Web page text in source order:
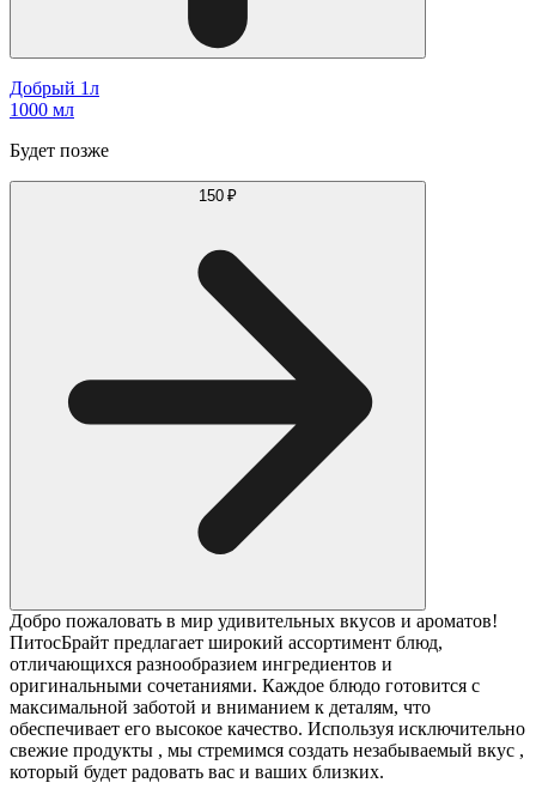
Добрый 1л
1000 мл
Будет позже
150 ₽
Добро пожаловать в мир удивительных вкусов и ароматов!
ПитосБрайт предлагает широкий ассортимент блюд,
отличающихся разнообразием ингредиентов и
оригинальными сочетаниями. Каждое блюдо готовится с
максимальной заботой и вниманием к деталям, что
обеспечивает его высокое качество. Используя исключительно
свежие продукты , мы стремимся создать незабываемый вкус ,
который будет радовать вас и ваших близких.